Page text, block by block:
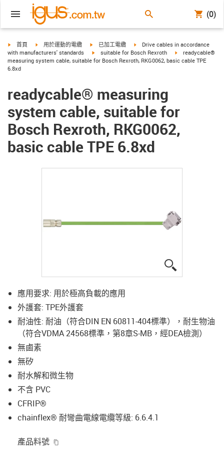
(0)
igus-icon-arrow-right
首頁 igus-icon-arrow-right
用於運動的電纜 igus-icon-arrow-right
已加工電纜 igus-icon-arrow-right
Drive cables in accordance
with manufacturers' standards
igus-icon-arrow-right
suitable for Bosch Rexroth igus-icon-arrow-
readycable®
measuring system cable, suitable for Bosch Rexroth, RKG0062, basic cable TPE
6.8xd
readycable® measuring
system cable, suitable for
Bosch Rexroth, RKG0062,
basic cable TPE 6.8xd
應用要求: 用於極高負載的應用
外護套: TPE外護套
耐油性: 耐油（符合DIN EN 60811-404標準），耐生物油
（符合VDMA 24568標準，第8章S-MB，經DEA檢測）
無鹵素
無矽
耐水解和微生物
不含 PVC
CFRIP®
chainflex® 耐彎曲電線電纜等級: 6.6.4.1
產品料號